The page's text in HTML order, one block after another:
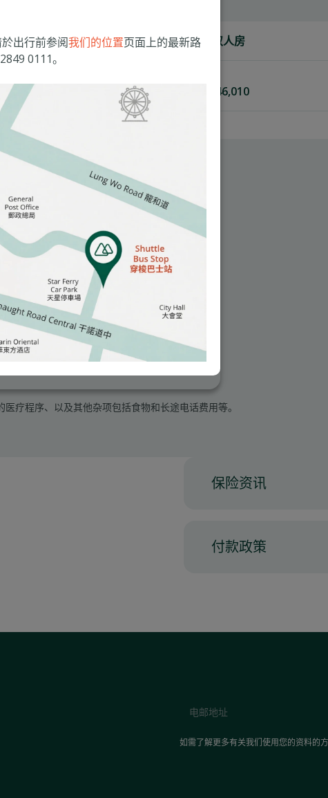
标准房 双人房
$46,010
。
疗程序、以及其他杂项包括食物和长途电话费用等。
保险资讯
付款政策
如需了解更多有关我们使用您的资料的
出行前参阅我们的位置页面上的最新路
0111。